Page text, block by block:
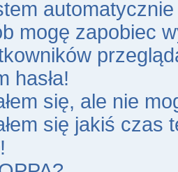
mogę zapobiec
hasła!
się, ale nie
się jakiś czas